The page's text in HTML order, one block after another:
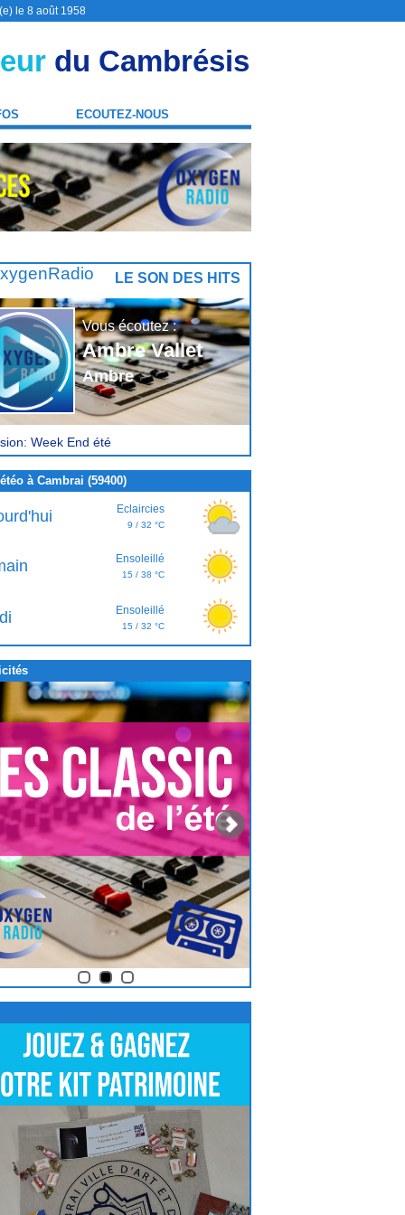
le 8 août 1958
du Cambrésis
ECOUTEZ-NOUS
LE SON DES HITS
Vous écoutez :
Ambre Vallet
Ambre
Week End été
à Cambrai (59400)
Eclaircies
9 / 32 °C
Ensoleillé
15 / 38 °C
Ensoleillé
15 / 32 °C